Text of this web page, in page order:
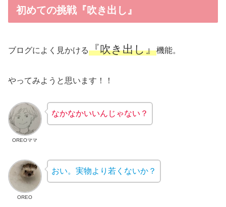
初めての挑戦『吹き出し』
ブログによく見かける『吹き出し』機能。
やってみようと思います！！
OREOママ
なかなかいいんじゃない？
OREO
おい。実物より若くないか？